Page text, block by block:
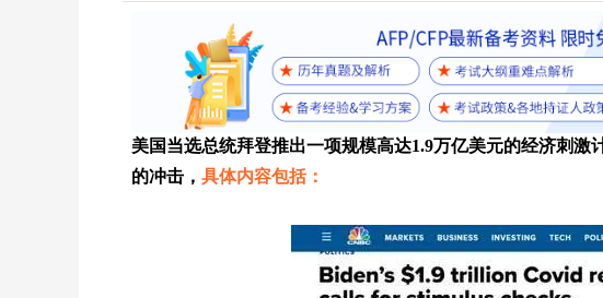
美国当选总统拜登推出一项规模高达1.9万亿美元的经济刺激
的冲击， 具体内容包括：